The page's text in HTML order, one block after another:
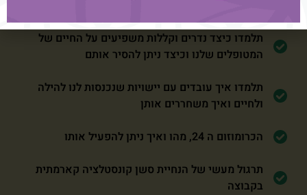
תלמדו כיצד נדרים וקללות משפיעים על החיים של
המטופלים שלנו וכיצד ניתן להסיר אותם
תלמדו איך עובדים עם יישויות שנכנסות לנו להילה
ולחיים ואיך משחררים אותן
הכרומוזום ה 24, מהו ואיך ניתן להפעיל אותו
תרגול מעשי של הנחיית סשן קונסטלציה קארמתית
בקבוצה